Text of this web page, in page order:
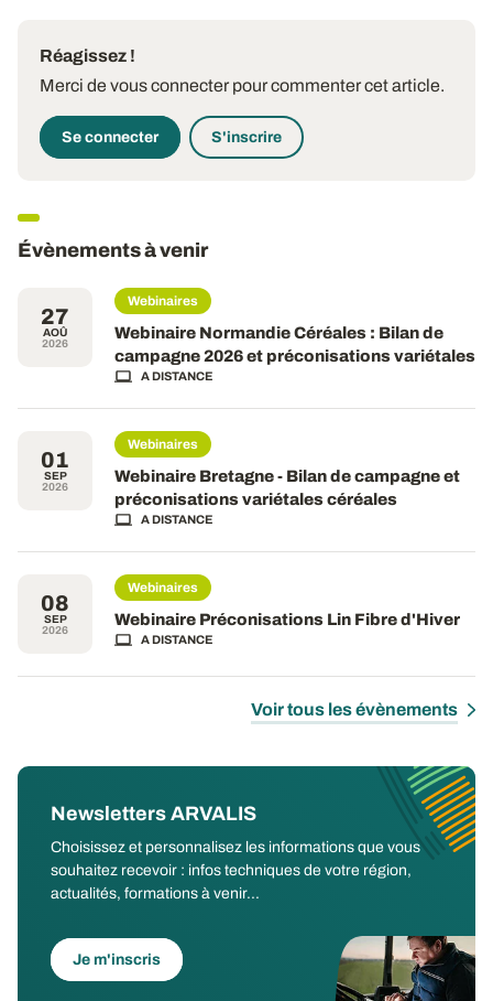
Réagissez !
Merci de vous connecter pour commenter cet article.
Se connecter S'inscrire
Évènements à venir
27
AOÛ
2026
Webinaires
Webinaire Normandie Céréales : Bilan de
campagne 2026 et préconisations variétales
A DISTANCE
01
SEP
2026
Webinaires
Webinaire Bretagne - Bilan de campagne et
préconisations variétales céréales
A DISTANCE
08
SEP
2026
Webinaires
Webinaire Préconisations Lin Fibre d'Hiver
A DISTANCE
Voir tous les évènements
Newsletters ARVALIS
Choisissez et personnalisez les informations que vous
souhaitez recevoir : infos techniques de votre région,
actualités, formations à venir...
Je m'inscris